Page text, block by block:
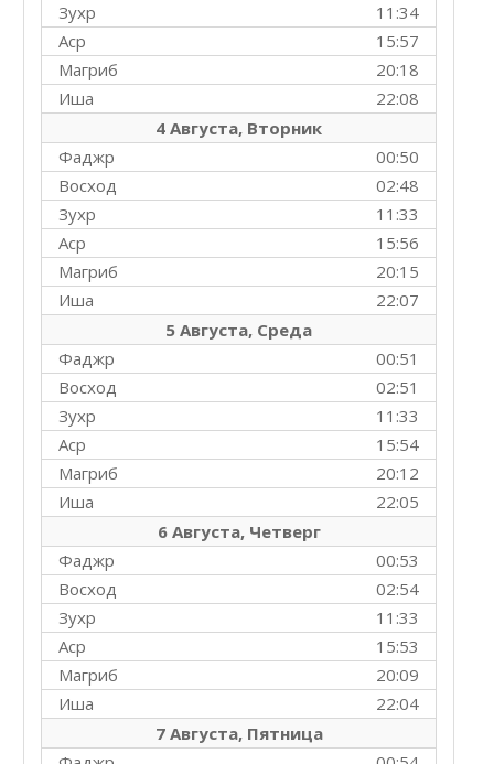
11:34
Зухр
15:57
Аср
20:18
Магриб
22:08
Иша
4 Августа, Вторник
00:50
Фаджр
02:48
Восход
11:33
Зухр
15:56
Аср
20:15
Магриб
22:07
Иша
5 Августа, Среда
00:51
Фаджр
02:51
Восход
11:33
Зухр
15:54
Аср
20:12
Магриб
22:05
Иша
6 Августа, Четверг
00:53
Фаджр
02:54
Восход
11:33
Зухр
15:53
Аср
20:09
Магриб
22:04
Иша
7 Августа, Пятница